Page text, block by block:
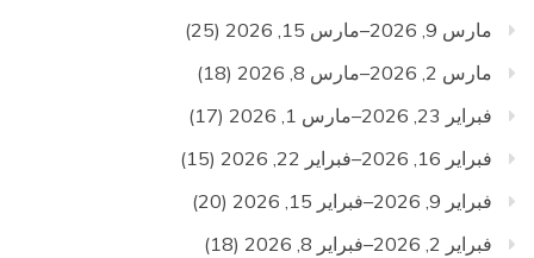
مارس 9, 2026–مارس 15, 2026
(25)
مارس 2, 2026–مارس 8, 2026
(18)
فبراير 23, 2026–مارس 1, 2026
(17)
فبراير 16, 2026–فبراير 22, 2026
(15)
فبراير 9, 2026–فبراير 15, 2026
(20)
فبراير 2, 2026–فبراير 8, 2026
(18)